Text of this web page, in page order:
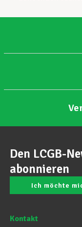
Den LCGB-
abonnieren
Ich möchte
Kontakt